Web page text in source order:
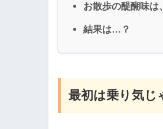
お散歩の醍醐味は
結果は…？
最初は乗り気じ